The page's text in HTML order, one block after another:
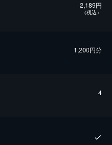
2,189円
（税込）
1,200円分
4